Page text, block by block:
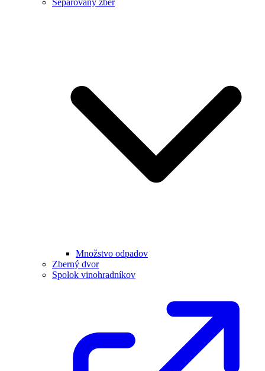
Separovaný zber
Množstvo odpadov
Zberný dvor
Spolok vinohradníkov